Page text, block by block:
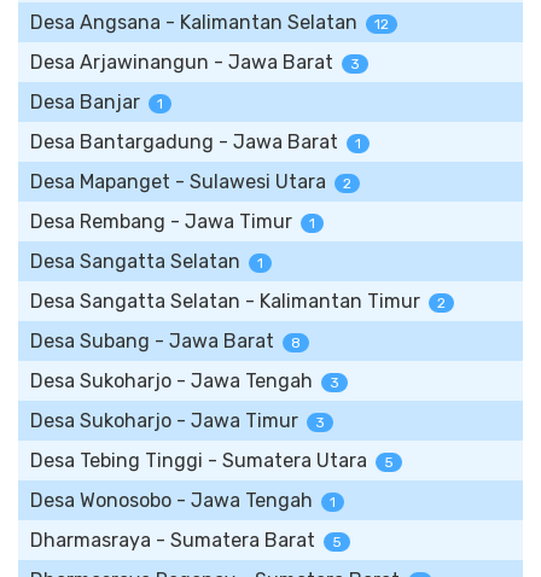
Desa Angsana - Kalimantan Selatan 12
Desa Arjawinangun - Jawa Barat 3
Desa Banjar 1
Desa Bantargadung - Jawa Barat 1
Desa Mapanget - Sulawesi Utara 2
Desa Rembang - Jawa Timur 1
Desa Sangatta Selatan 1
Desa Sangatta Selatan - Kalimantan Timur 2
Desa Subang - Jawa Barat 8
Desa Sukoharjo - Jawa Tengah 3
Desa Sukoharjo - Jawa Timur 3
Desa Tebing Tinggi - Sumatera Utara 5
Desa Wonosobo - Jawa Tengah 1
Dharmasraya - Sumatera Barat 5